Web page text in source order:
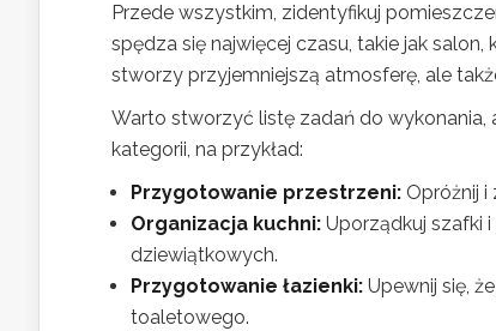
Przede wszystkim, zidentyfikuj
spędza się najwięcej czasu, takie jak
stworzy przyjemniejszą atmosferę, ale
Warto stworzyć listę zadań do wykonania,
kategorii, na przykład:
Przygotowanie przestrzeni: Opróżnij i
Organizacja kuchni: Uporządkuj szafki
dziewiątkowych.
Przygotowanie łazienki: Upewnij się,
toaletowego.